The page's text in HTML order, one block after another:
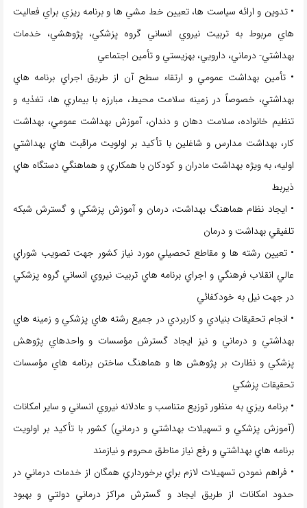
• تدوين و ارائه سياست ها، تعيين خط مشي ها و برنامه ريزي براي فعاليت
هاي مربوط به تربيت نيروي انساني گروه پزشكي، پژوهشي، خدمات
بهداشتي- درماني، دارويي، بهزيستي و تأمین اجتماعي
• تأمین بهداشت عمومي و ارتقاء سطح آن از طريق اجراي برنامه هاي
بهداشتي، خصوصاً در زمينه سلامت محيط، مبارزه با بيماري ها، تغذيه و
تنظيم خانواده، سلامت دهان و دندان، آموزش بهداشت عمومي، بهداشت
كار، بهداشت مدارس و شاغلين با تأکید بر اولويت مراقبت هاي بهداشتي
اوليه، به ويژه بهداشت مادران و كودكان با همكاري و هماهنگي دستگاه هاي
ذيربط
• ايجاد نظام هماهنگ بهداشت، درمان و آموزش پزشكي و گسترش شبكه
تلفيقي بهداشت و درمان
• تعيين رشته ها و مقاطع تحصيلي مورد نياز كشور جهت تصويب شوراي
عالي انقلاب فرهنگي و اجراي برنامه هاي تربيت نيروي انساني گروه پزشكي
در جهت نيل به خودكفائي
• انجام تحقيقات بنيادي و كاربردي در جميع رشته هاي پزشكي و زمينه هاي
بهداشتي و درماني و نيز ايجاد گسترش مؤسسات و واحدهاي پژوهش
پزشكي و نظارت بر پژوهش ها و هماهنگ ساختن برنامه هاي مؤسسات
تحقيقات پزشكي
• برنامه ريزي به منظور توزيع متناسب و عادلانه نيروي انساني و ساير امكانات
(آموزش پزشكي و تسهيلات بهداشتي و درماني) كشور با تأکید بر اولويت
برنامه هاي بهداشتي و رفع نياز مناطق محروم و نيازمند
• فراهم نمودن تسهيلات لازم براي برخورداري همگان از خدمات درماني در
حدود امكانات از طريق ايجاد و گسترش مراكز درماني دولتي و بهبود